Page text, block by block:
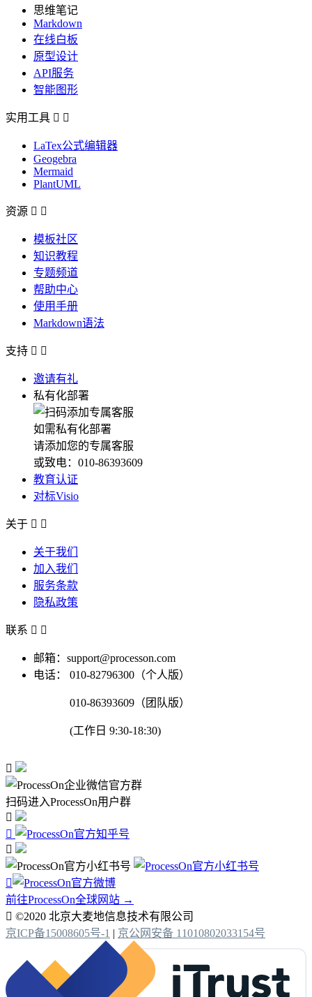
思维笔记
Markdown
在线白板
原型设计
API服务
智能图形
实用工具  
LaTex公式编辑器
Geogebra
Mermaid
PlantUML
资源  
模板社区
知识教程
专题频道
帮助中心
使用手册
Markdown语法
支持  
邀请有礼
私有化部署
如需私有化部署
请添加您的专属客服
或致电：010-86393609
教育认证
对标Visio
关于  
关于我们
加入我们
服务条款
隐私政策
联系  
邮箱：support@processon.com
电话：
010-82796300（个人版）
010-86393609（团队版）
(工作日 9:30-18:30)

扫码进入ProcessOn用户群




前往ProcessOn全球网站 →
 ©2020 北京大麦地信息技术有限公司
京ICP备15008605号-1 | 京公网安备 11010802033154号